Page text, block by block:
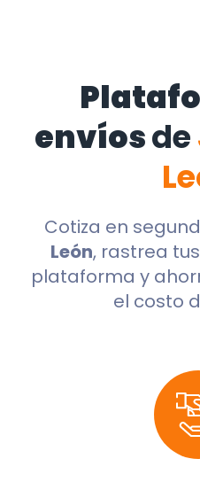
envíosde
Cotiza en
León, rastrea
plataforma y
el costo